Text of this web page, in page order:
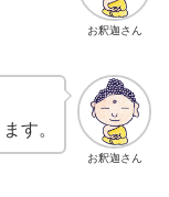
お釈迦さん
お釈迦さん
す。